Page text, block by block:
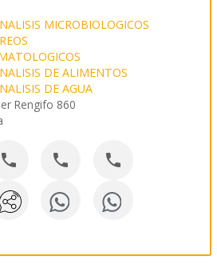
MICROBIOLOGICOS
DE ALIMENTOS
DE AGUA
Rengifo 860
  